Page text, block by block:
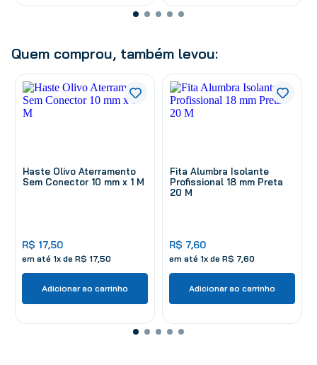
Quem comprou, também levou:
Haste Olivo Aterramento
Sem Conector 10 mm x 1 M
R$ 17,50
em até 1x de R$ 17,50
Adicionar ao carrinho
Fita Alumbra Isolante
Profissional 18 mm Preta
20 M
R$ 7,60
em até 1x de R$ 7,60
Adicionar ao carrinho